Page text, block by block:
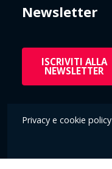
Newsletter
ISCRIVITI ALLA
NEWSLETTER
Privacy e cookie policy